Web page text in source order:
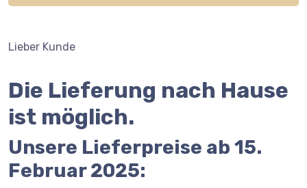
Lieber Kunde
Die Lieferung nach Hause
ist möglich.
Unsere Lieferpreise ab 15.
Februar 2025: